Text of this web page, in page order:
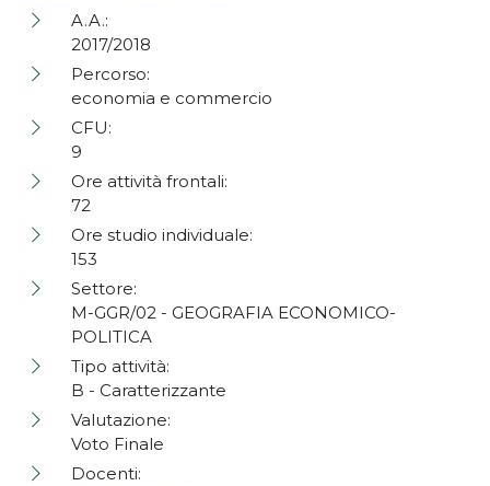
A.A.:
2017/2018
Percorso:
economia e commercio
CFU:
9
Ore attività frontali:
72
Ore studio individuale:
153
Settore:
M-GGR/02 - GEOGRAFIA ECONOMICO-
POLITICA
Tipo attività:
B - Caratterizzante
Valutazione:
Voto Finale
Docenti: